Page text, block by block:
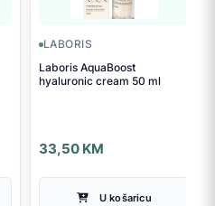
LABORIS
Laboris AquaBoost
hyaluronic cream 50 ml
33,50 KM
U košaricu